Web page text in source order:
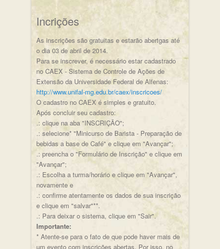
Incrições
As inscrições são gratuitas e estarão abertgas até
o dia 03 de abril de 2014.
Para se inscrever, é necessário estar cadastrado
no CAEX - Sistema de Controle de Ações de
Extensão da Universidade Federal de Alfenas:
http://www.unifal-mg.edu.br/caex/inscricoes/
O cadastro no CAEX é simples e gratuito.
Após concluir seu cadastro:
.: clique na aba "INSCRIÇÃO";
.: selecione* "Minicurso de Barista - Preparação de
bebidas a base de Café" e clique em "Avançar";
.: preencha o "Formulário de Inscrição" e clique em
"Avançar";
.: Escolha a turma/horário e clique em "Avançar",
novamente e
.: confirme atentamente os dados de sua inscrição
e clique em "salvar"**.
.: Para deixar o sistema, clique em "Sair".
Importante:
* Atente-se para o fato de que pode haver mais de
um evento com inscrições abertas. Por isso, no